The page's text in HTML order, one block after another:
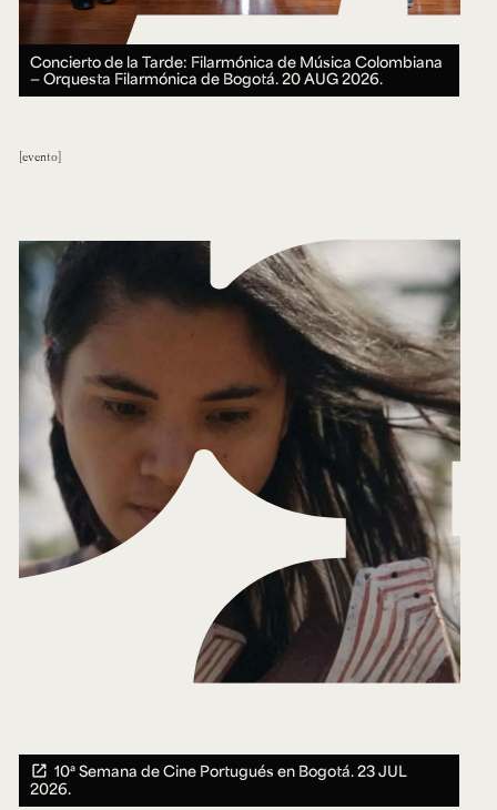
Concierto de la Tarde: Filarmónica de Música Colombiana
— Orquesta Filarmónica de Bogotá.20 AUG 2026.
evento
10ª Semana de Cine Portugués en Bogotá.23 JUL
2026.